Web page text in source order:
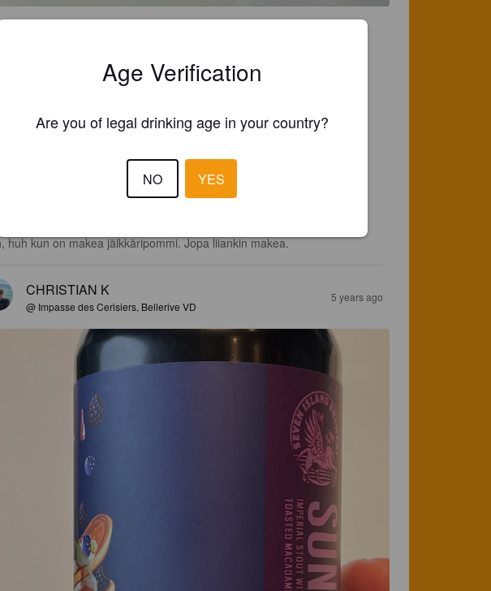
makeutta, marjaisuutta, hillomaisuutta ja karhunvatukkaa.
matalahiilihappoinen, runsas, makeahko ja pehmeä.
makeutta, sokeria, mustikkaa, marjaisuutta, vaahterasiirappia,
huh kun on makea jälkkäripommi. Jopa liiankin makea.
CHRISTIAN K
@ Impasse des Cerisiers, Bellerive VD
5 years ago
Age Verification
Are you of legal drinking age in your country?
NO YES